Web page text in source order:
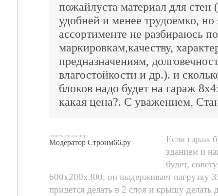
пожайлуста материал для стен
удобней и менее трудоемко, но
ассортименте не разбираюсь
маркировкам,качеству,
предназначениям,
влагостойкости и др.). и
блоков надо будет на гараж
какая цена?. С уважением,
отвечает эксперт:
Модератор Строим66.ру
Если гараж
зданием и
будет,
600х200х300, он выдерживает нагрузку
придется делать в 2 слоя и крышу делать